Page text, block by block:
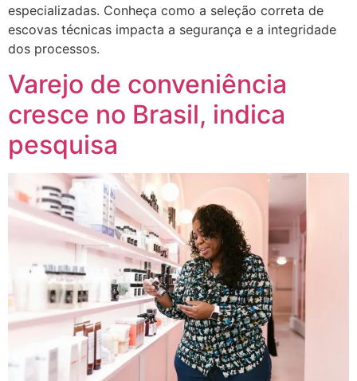
especializadas. Conheça como a seleção correta de
escovas técnicas impacta a segurança e a integridade
dos processos.
Varejo de conveniência
cresce no Brasil, indica
pesquisa